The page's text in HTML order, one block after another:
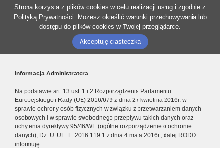
Strona korzysta z plików cookies w celu realizacji usług i zgodnie z
Polityką Prywatności. Możesz określić warunki przechowywania lub
dostępu do plików cookies w Twojej przeglądarce.
Akceptuję ciasteczka
Informacja Administratora
Na podstawie art. 13 ust. 1 i 2 Rozporządzenia Parlamentu
Europejskiego i Rady (UE) 2016/679 z dnia 27 kwietnia 2016r. w
sprawie ochrony osób fizycznych w związku z przetwarzaniem danych
osobowych i w sprawie swobodnego przepływu takich danych oraz
uchylenia dyrektywy 95/46/WE (ogólne rozporządzenie o ochronie
danych), Dz. U. UE. L. 2016.119.1 z dnia 4 maja 2016r., dalej RODO
informuję: